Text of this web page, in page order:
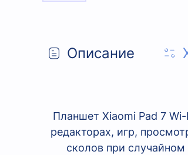
Описание
Планшет Xiaomi Pad 7
редакторах, игр,
сколов при